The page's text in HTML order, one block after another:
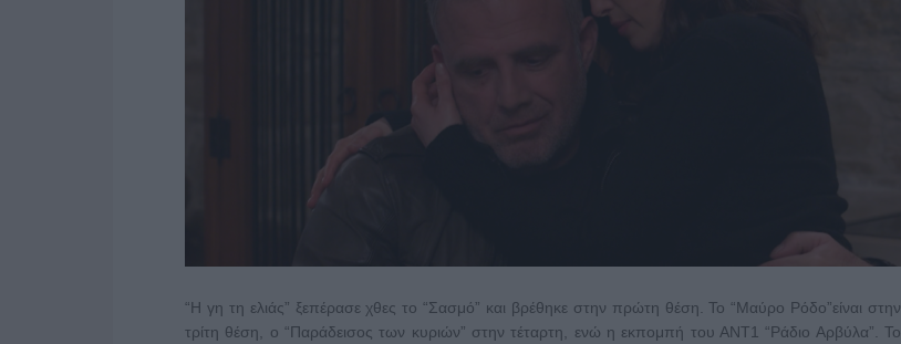
“Η γη τη ελιάς” ξεπέρασε χθες το “Σασμό” και βρέθηκε στην πρώτη θέση. Το “Μαύρο Ρόδο”είναι στην
τρίτη θέση, ο “Παράδεισος των κυριών” στην τέταρτη, ενώ η εκπομπή του ΑΝΤ1 “Ράδιο Αρβύλα”. Το